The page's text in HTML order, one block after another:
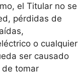
el Titular no se
pérdidas de
o cualquier
ser causado
de tomar